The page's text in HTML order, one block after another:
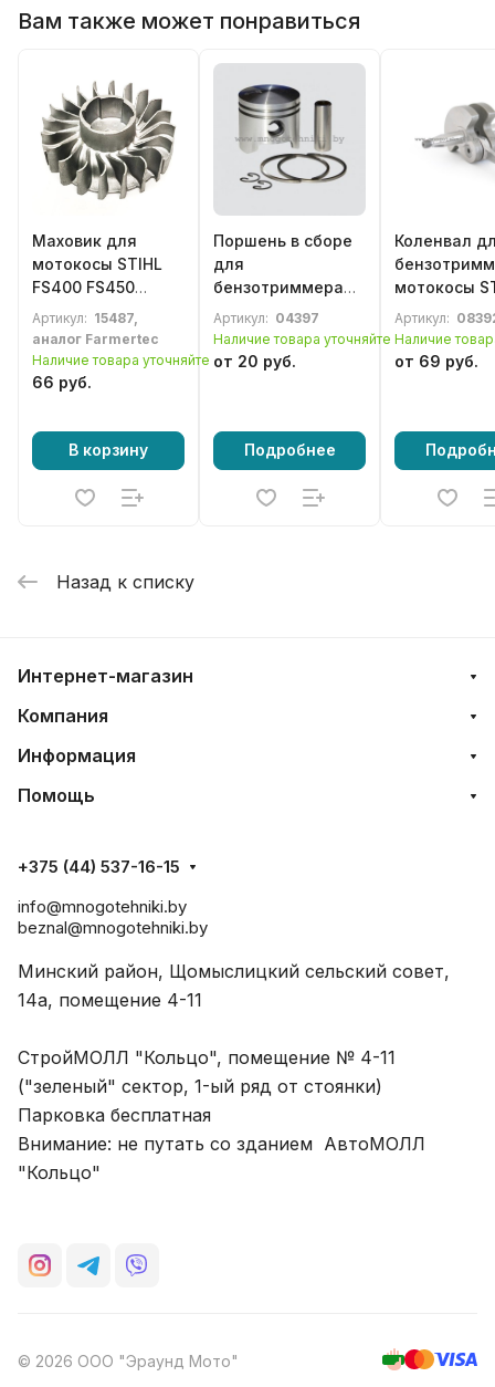
Вам также может понравиться
Маховик для
мотокосы STIHL
FS400 FS450
FS480 (4128 400
1200)
Артикул: 15487,
аналог Farmertec
Наличие товара уточняйте
66 руб.
В корзину
Поршень в сборе
для
бензотриммера
Stihl FS38 FS45
FS55 D=34 мм
Артикул: 04397
Наличие товара уточняйте
от 20 руб.
Подробнее
Коленвал
мотокосы STIHL
FS120
Артикул:
Наличие
от 69 руб.
Назад к списку
Интернет-магазин
Компания
Информация
Помощь
+375 (44) 537-16-15
info@mnogotehniki.by
beznal@mnogotehniki.by
Минский район, Щомыслицкий сельский совет,
14а, помещение 4-11
СтройМОЛЛ "Кольцо", помещение № 4-11
("зеленый" сектор, 1-ый ряд от стоянки)
Парковка бесплатная
Внимание: не путать со зданием АвтоМОЛЛ
"Кольцо"
© 2026 ООО "Эраунд Мото"